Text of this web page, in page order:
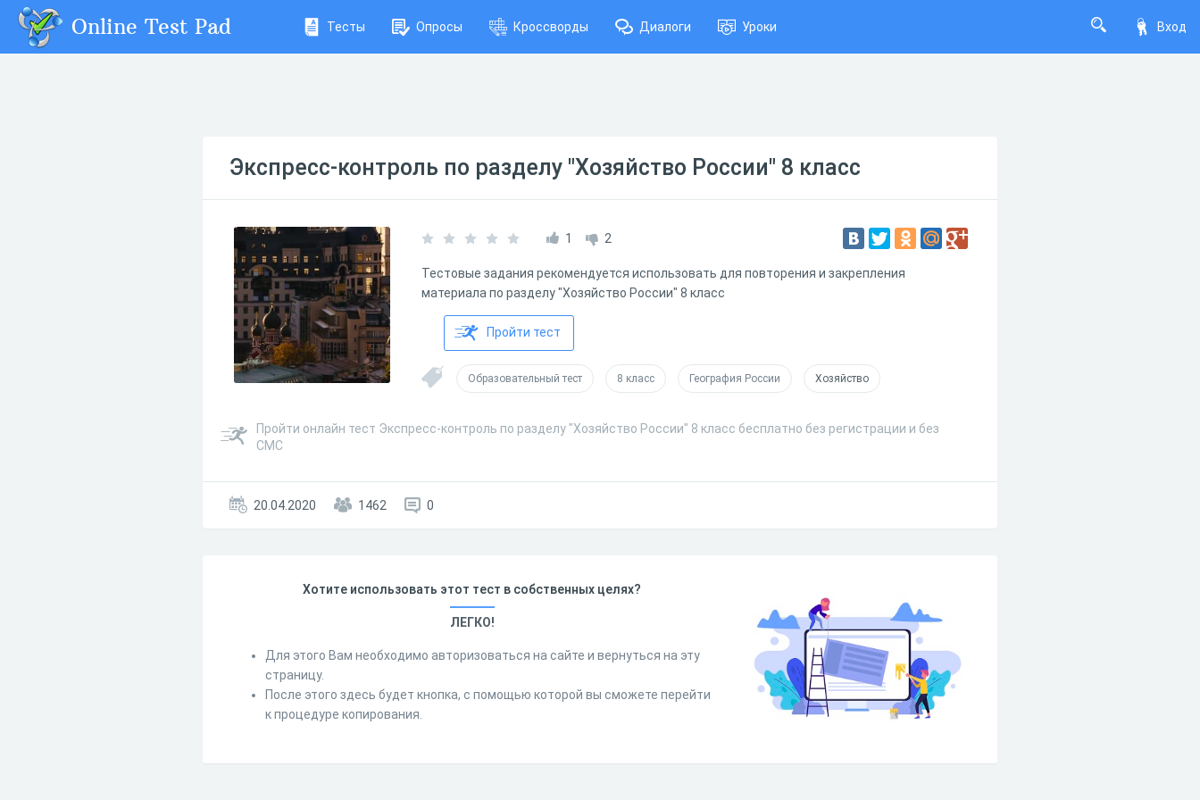
Вход
Online Test Pad Тесты Опросы Кроссворды Диалоги Уроки
Экспресс-контроль по разделу "Хозяйство России" 8 класс
1 2
Тестовые задания рекомендуется использовать для повторения и закрепления
материала по разделу "Хозяйство России" 8 класс
Пройти тест
Образовательный тест 8 класс География России Хозяйство
Пройти онлайн тест Экспресс-контроль по разделу "Хозяйство России" 8 класс бесплатно без регистрации и без
СМС
20.04.2020 1462 0
Хотите использовать этот тест в собственных целях?
ЛЕГКО!
Для этого Вам необходимо авторизоваться на сайте и вернуться на эту
страницу.
После этого здесь будет кнопка, с помощью которой вы сможете перейти
к процедуре копирования.